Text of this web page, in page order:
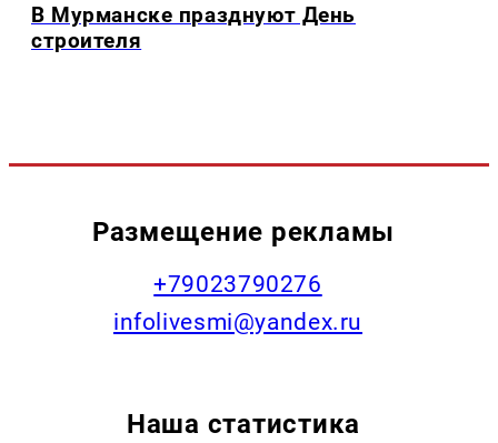
В Мурманске празднуют День
строителя
Размещение рекламы
+79023790276
infolivesmi@yandex.ru
Наша статистика